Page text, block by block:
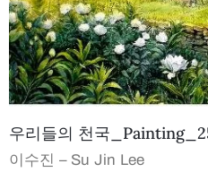
우리들의 천국
이수진 – Su Jin Lee